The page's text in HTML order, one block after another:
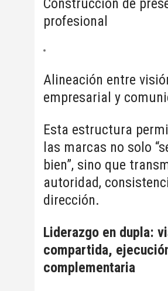
Construcción de
profesional
Alineación entre
empresarial y
Esta estructura
las marcas no solo
bien”, sino que
autoridad,
dirección.
Liderazgo en dupla:
compartida,
complementaria